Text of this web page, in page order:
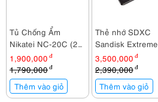
Tủ Chống Ẩm
Nikatei NC-20C (20
lít)
1,900,000 đ
1,790,000đ
Thêm vào giỏ
Thẻ nhớ SDXC
Sandisk Extreme
Pro 256GB
200MB/140MB/s
3,500,000 đ
2,390,000 đ
Thêm vào giỏ